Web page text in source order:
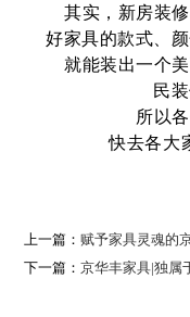
其实，新房装
好家具的款式、
就能装出一个
民
所以
快去各大
上一篇：赋予家具灵魂的
下一篇：京华丰家具|独属